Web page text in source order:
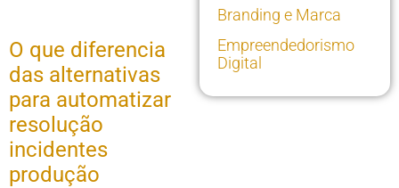
O que diferencia
das alternativas
para automatizar
resolução
incidentes
produção
Branding e Marca
Empreendedorismo
Digital